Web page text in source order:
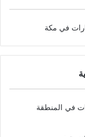
في مكة
في المنطقة